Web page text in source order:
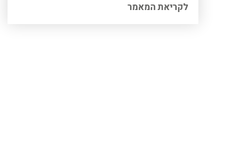
לקריאת המאמר